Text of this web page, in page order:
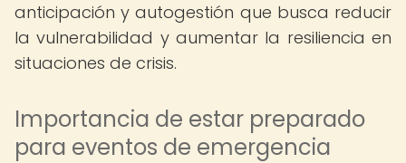
anticipación y autogestión que busca reducir
la vulnerabilidad y aumentar la resiliencia en
situaciones de crisis.
Importancia de estar preparado
para eventos de emergencia